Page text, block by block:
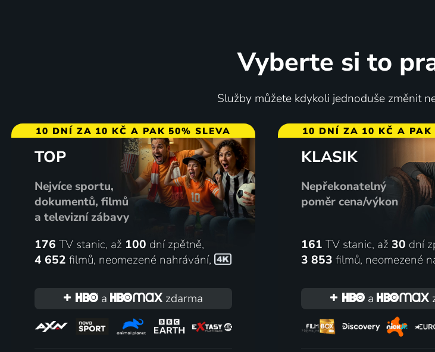
Vyberte si to
Služby můžete kdykoli jednoduše změnit
10 DNÍ ZA 10 KČ A PAK 50% SLEVA
TOP
Nejvíce sportu,
dokumentů, filmů
a televizní zábavy
176 TV stanic, až 100 dní zpětně,
4 652 filmů, neomezené nahrávání,
a zdarma
10 DNÍ ZA 10 KČ A PAK
KLASIK
Nepřekonatelný
poměr cena/výkon
161 TV stanic, až 30 dní
3 853 filmů, neomezené
a